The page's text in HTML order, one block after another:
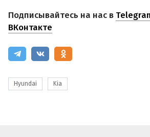
Подписывайтесь на нас в
ВКонтакте
Hyundai Kia